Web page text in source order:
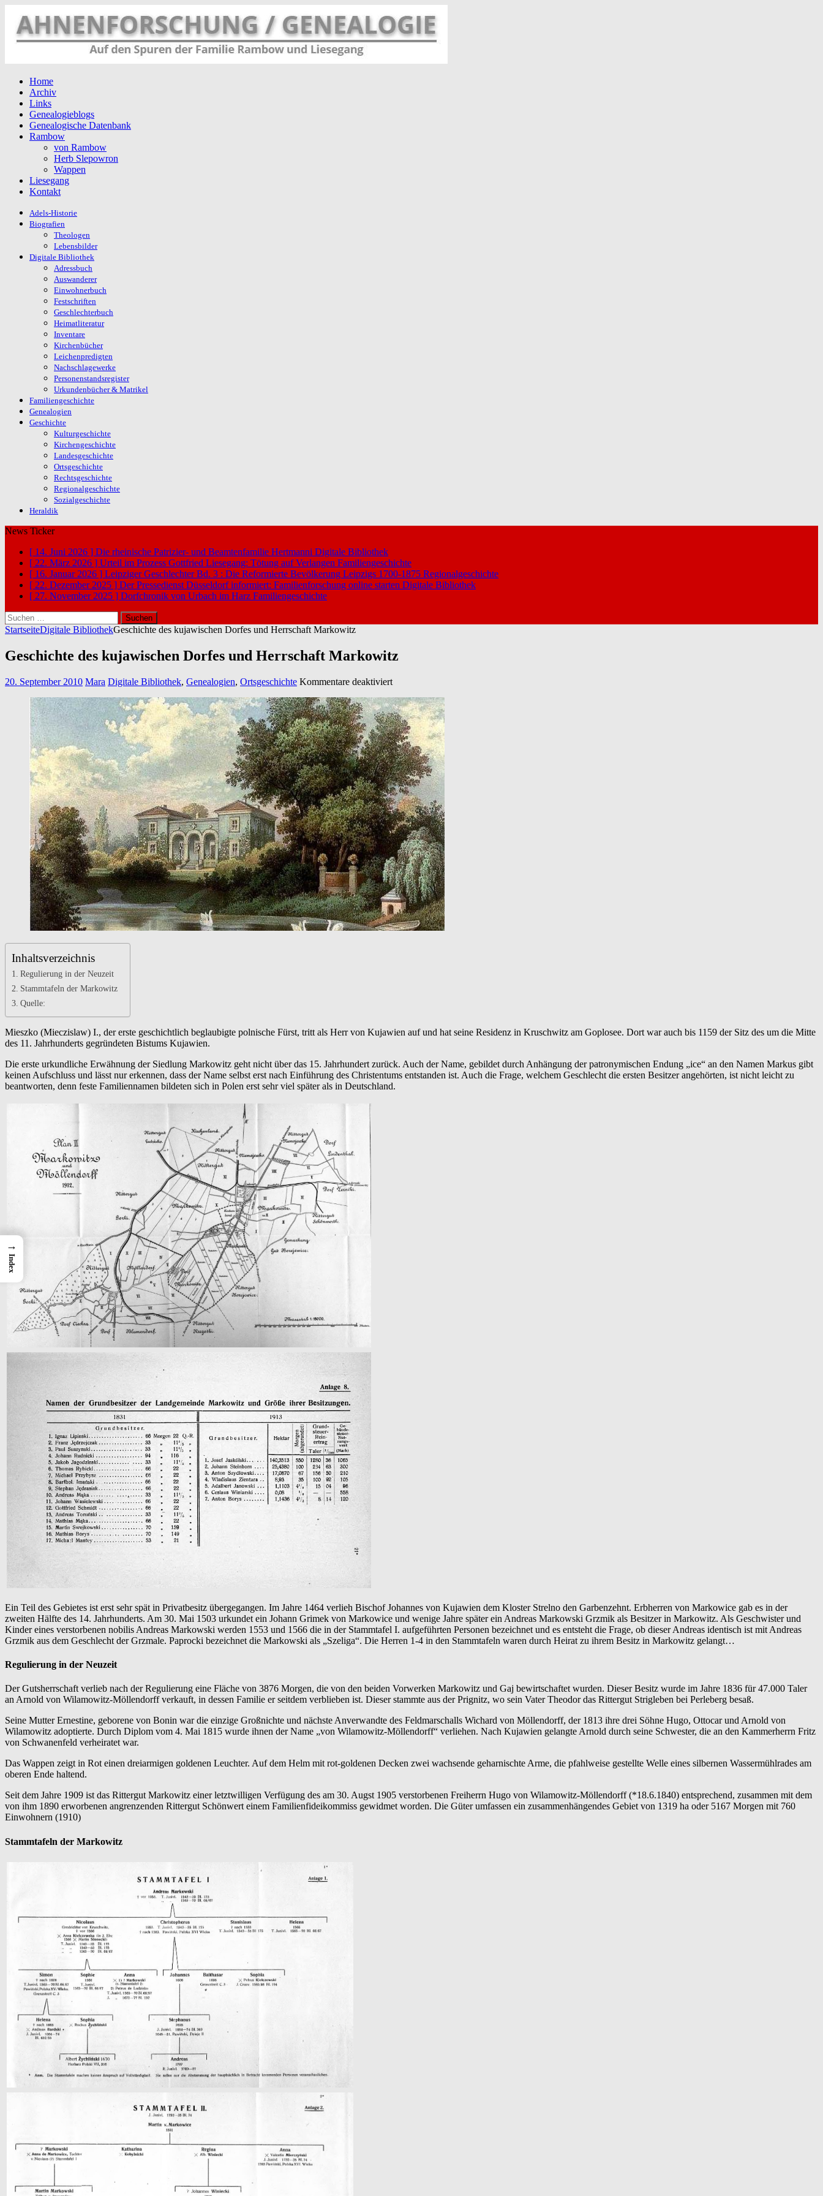
Home
Archiv
Links
Genealogieblogs
Genealogische Datenbank
Rambow
von Rambow
Herb Slepowron
Wappen
Liesegang
Kontakt
Adels-Historie
Biografien
Theologen
Lebensbilder
Digitale Bibliothek
Adressbuch
Auswanderer
Einwohnerbuch
Festschriften
Geschlechterbuch
Heimatliteratur
Inventare
Kirchenbücher
Leichenpredigten
Nachschlagewerke
Personenstandsregister
Urkundenbücher & Matrikel
Familiengeschichte
Genealogien
Geschichte
Kulturgeschichte
Kirchengeschichte
Landesgeschichte
Ortsgeschichte
Rechtsgeschichte
Regionalgeschichte
Sozialgeschichte
Heraldik
News Ticker
[ 14. Juni 2026 ] Die rheinische Patrizier- und Beamtenfamilie Hertmanni Digitale Bibliothek
[ 22. März 2026 ] Urteil im Prozess Gottfried Liesegang: Tötung auf Verlangen Familiengeschichte
[ 16. Januar 2026 ] Leipziger Geschlechter Bd. 3 : Die Reformierte Bevölkerung Leipzigs 1700-1875 Regionalgeschichte
[ 22. Dezember 2025 ] Der Pressedienst Düsseldorf informiert: Familienforschung online starten Digitale Bibliothek
[ 27. November 2025 ] Dorfchronik von Urbach im Harz Familiengeschichte
Suchen
nach:
StartseiteDigitale BibliothekGeschichte des kujawischen Dorfes und Herrschaft Markowitz
Geschichte des kujawischen Dorfes und Herrschaft Markowitz
20. September 2010 Mara Digitale Bibliothek, Genealogien, Ortsgeschichte Kommentare deaktiviertfür
des
kujawischen
Dorfes
und
Herrschaft
Markowitz
Inhaltsverzeichnis
Regulierung in der Neuzeit
Stammtafeln der Markowitz
Quelle:
Mieszko (Mieczislaw) I., der erste geschichtlich beglaubigte polnische Fürst, tritt als Herr von Kujawien auf und hat seine Residenz in Kruschwitz am Goplosee. Dort war auch bis 1159 der Sitz des um die Mitte
des 11. Jahrhunderts gegründeten Bistums Kujawien.
Die erste urkundliche Erwähnung der Siedlung Markowitz geht nicht über das 15. Jahrhundert zurück. Auch der Name, gebildet durch Anhängung der patronymischen Endung „ice“ an den Namen Markus gibt
keinen Aufschluss und lässt nur erkennen, dass der Name selbst erst nach Einführung des Christentums entstanden ist. Auch die Frage, welchem Geschlecht die ersten Besitzer angehörten, ist nicht leicht zu
beantworten, denn feste Familiennamen bildeten sich in Polen erst sehr viel später als in Deutschland.
Ein Teil des Gebietes ist erst sehr spät in Privatbesitz übergegangen. Im Jahre 1464 verlieh Bischof Johannes von Kujawien dem Kloster Strelno den Garbenzehnt. Erbherren von Markowice gab es in der
zweiten Hälfte des 14. Jahrhunderts. Am 30. Mai 1503 urkundet ein Johann Grimek von Markowice und wenige Jahre später ein Andreas Markowski Grzmik als Besitzer in Markowitz. Als Geschwister und
Kinder eines verstorbenen nobilis Andreas Markowski werden 1553 und 1566 die in der Stammtafel I. aufgeführten Personen bezeichnet und es entsteht die Frage, ob dieser Andreas identisch ist mit Andreas
Grzmik aus dem Geschlecht der Grzmale. Paprocki bezeichnet die Markowski als „Szeliga“. Die Herren 1-4 in den Stammtafeln waren durch Heirat zu ihrem Besitz in Markowitz gelangt…
Regulierung in der Neuzeit
Der Gutsherrschaft verlieb nach der Regulierung eine Fläche von 3876 Morgen, die von den beiden Vorwerken Markowitz und Gaj bewirtschaftet wurden. Dieser Besitz wurde im Jahre 1836 für 47.000 Taler
an Arnold von Wilamowitz-Möllendorff verkauft, in dessen Familie er seitdem verblieben ist. Dieser stammte aus der Prignitz, wo sein Vater Theodor das Rittergut Strigleben bei Perleberg besaß.
Seine Mutter Ernestine, geborene von Bonin war die einzige Großnichte und nächste Anverwandte des Feldmarschalls Wichard von Möllendorff, der 1813 ihre drei Söhne Hugo, Ottocar und Arnold von
Wilamowitz adoptierte. Durch Diplom vom 4. Mai 1815 wurde ihnen der Name „von Wilamowitz-Möllendorff“ verliehen. Nach Kujawien gelangte Arnold durch seine Schwester, die an den Kammerherrn Fritz
von Schwanenfeld verheiratet war.
Das Wappen zeigt in Rot einen dreiarmigen goldenen Leuchter. Auf dem Helm mit rot-goldenen Decken zwei wachsende geharnischte Arme, die pfahlweise gestellte Welle eines silbernen Wassermühlrades am
oberen Ende haltend.
Seit dem Jahre 1909 ist das Rittergut Markowitz einer letztwilligen Verfügung des am 30. Augst 1905 verstorbenen Freiherrn Hugo von Wilamowitz-Möllendorff (*18.6.1840) entsprechend, zusammen mit dem
von ihm 1890 erworbenen angrenzenden Rittergut Schönwert einem Familienfideikommiss gewidmet worden. Die Güter umfassen ein zusammenhängendes Gebiet von 1319 ha oder 5167 Morgen mit 760
Einwohnern (1910)
Stammtafeln der Markowitz
→
Index